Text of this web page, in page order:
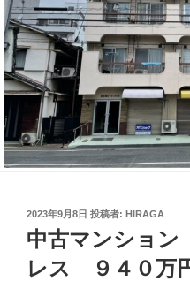
投
日:
2023年9月8日 投稿者: HIRAGA
中古マンショ
レス ９４０万